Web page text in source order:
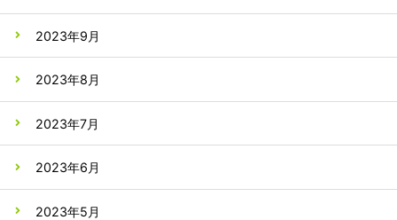
2023年9月
2023年8月
2023年7月
2023年6月
2023年5月